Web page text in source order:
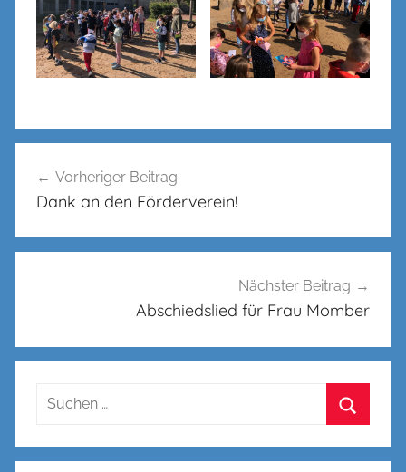
Vorheriger Beitrag
Dank an den Förderverein!
Nächster Beitrag
Abschiedslied für Frau Momber
Suchen